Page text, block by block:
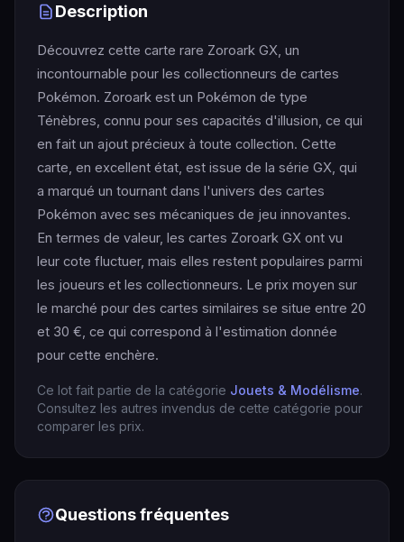
Description
Découvrez cette carte rare Zoroark GX, un
incontournable pour les collectionneurs de cartes
Pokémon. Zoroark est un Pokémon de type
Ténèbres, connu pour ses capacités d'illusion, ce qui
en fait un ajout précieux à toute collection. Cette
carte, en excellent état, est issue de la série GX, qui
a marqué un tournant dans l'univers des cartes
Pokémon avec ses mécaniques de jeu innovantes.
En termes de valeur, les cartes Zoroark GX ont vu
leur cote fluctuer, mais elles restent populaires parmi
les joueurs et les collectionneurs. Le prix moyen sur
le marché pour des cartes similaires se situe entre 20
et 30 €, ce qui correspond à l'estimation donnée
pour cette enchère.
Ce lot fait partie de la catégorie Jouets & Modélisme.
Consultez les autres invendus de cette catégorie pour
comparer les prix.
Questions fréquentes